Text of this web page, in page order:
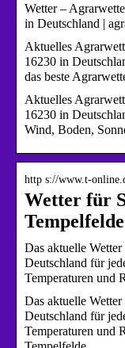
Wetter –
in Deutschland |
Aktuelles
16230 in
das beste
Aktuelles
16230 in
Wind, Boden,
http s://www.t-
Wetter für
Das aktuelle
Deutschland für
Temperaturen und
Das aktuelle
Deutschland für
Temperaturen und